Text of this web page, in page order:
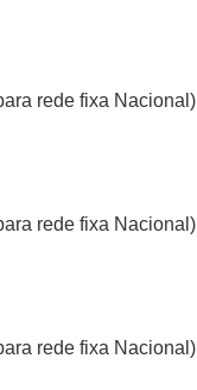
rede fixa Nacional)
rede fixa Nacional)
rede fixa Nacional)